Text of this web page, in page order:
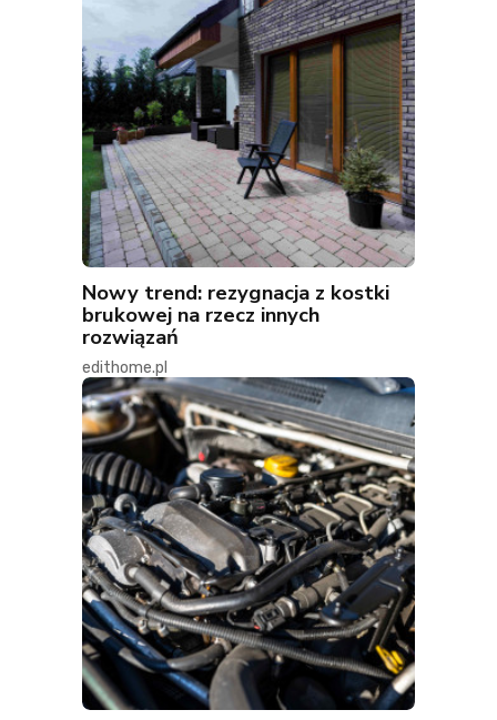
Nowy trend: rezygnacja z kostki
brukowej na rzecz innych
rozwiązań
edithome.pl